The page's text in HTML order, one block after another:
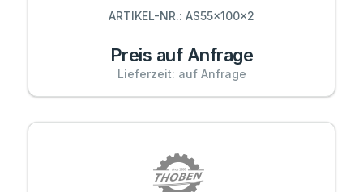
ARTIKEL-NR.: AS55x100x2
Preis auf Anfrage
Lieferzeit: auf Anfrage